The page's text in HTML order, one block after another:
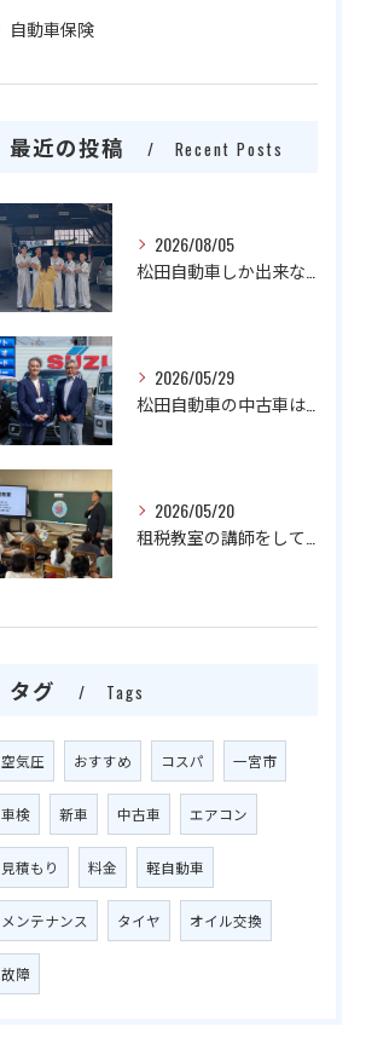
自動車保険
最近の投稿 Recent Posts
2026/08/05
2026/05/29
2026/05/20
タグ Tags
空気圧 おすすめ コスパ 一宮市
車検 新車 中古車 エアコン
見積もり 料金 軽自動車
メンテナンス タイヤ オイル交換
故障